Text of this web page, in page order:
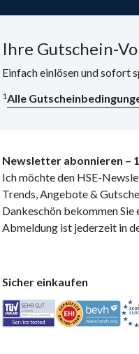
Ihre Gutschein-
Einfach einlösen und sofort
1Alle
Newsletter abonnieren –
Ich möchte den HSE-
Trends, Angebote &
Dankeschön bekommen Sie
Abmeldung ist jederzeit in
Sicher einkaufen